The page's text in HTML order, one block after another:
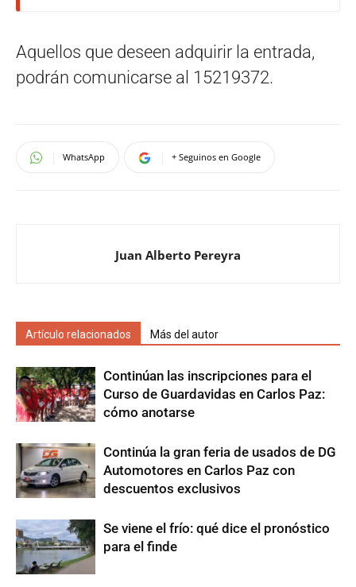
Aquellos que deseen adquirir la entrada,
podrán comunicarse al 15219372.
WhatsApp + Seguinos en Google
Juan Alberto Pereyra
Artículo relacionados Más del autor
Continúan las inscripciones para el
Curso de Guardavidas en Carlos Paz:
cómo anotarse
Continúa la gran feria de usados de DG
Automotores en Carlos Paz con
descuentos exclusivos
Se viene el frío: qué dice el pronóstico
para el finde